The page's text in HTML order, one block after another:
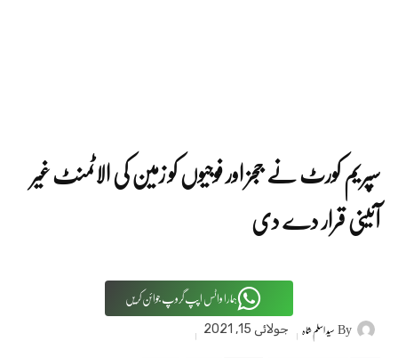
سپریم کورٹ نے ججز اور فوجیوں کو زمین کی الاٹمنٹ غیر
آئینی قرار دے دی
ہمارا واٹس اپپ گروپ جوائن کریں
Byسید اسلم شاہ جولائی 15, 2021